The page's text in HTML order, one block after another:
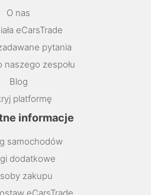
O nas
eCarsTrade
pytania
naszego zespołu
Blog
platformę
informacje
samochodów
dodatkowe
zakupu